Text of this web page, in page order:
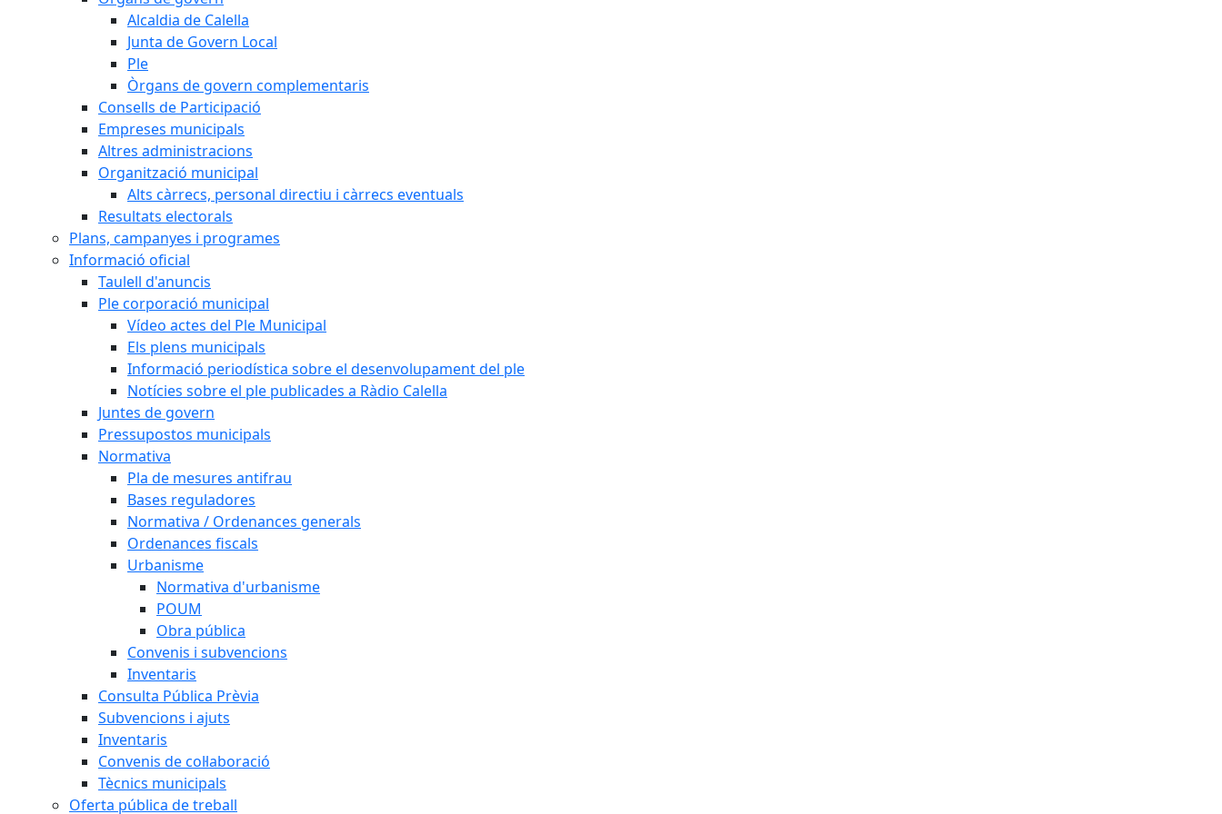
Alcaldia de Calella
Junta de Govern Local
Ple
Òrgans de govern complementaris
Consells de Participació
Empreses municipals
Altres administracions
Organització municipal
Alts càrrecs, personal directiu i càrrecs eventuals
Resultats electorals
Plans, campanyes i programes
Informació oficial
Taulell d'anuncis
Ple corporació municipal
Vídeo actes del Ple Municipal
Els plens municipals
Informació periodística sobre el desenvolupament del ple
Notícies sobre el ple publicades a Ràdio Calella
Juntes de govern
Pressupostos municipals
Normativa
Pla de mesures antifrau
Bases reguladores
Normativa / Ordenances generals
Ordenances fiscals
Urbanisme
Normativa d'urbanisme
POUM
Obra pública
Convenis i subvencions
Inventaris
Consulta Pública Prèvia
Subvencions i ajuts
Inventaris
Convenis de col·laboració
Tècnics municipals
Oferta pública de treball